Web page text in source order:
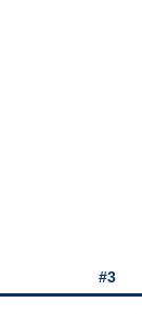
#3